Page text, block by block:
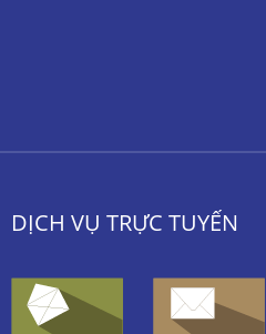
DỊCH VỤ TRỰC TUYẾN